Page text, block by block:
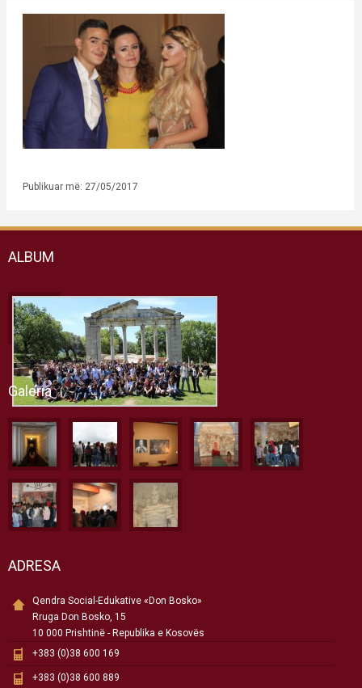
Publikuar më: 27/05/2017
ALBUM
Galeria
ADRESA
Qendra Social-Edukative «Don Bosko»
Rruga Don Bosko, 15
10 000 Prishtinë - Republika e Kosovës
+383 (0)38 600 169
+383 (0)38 600 889